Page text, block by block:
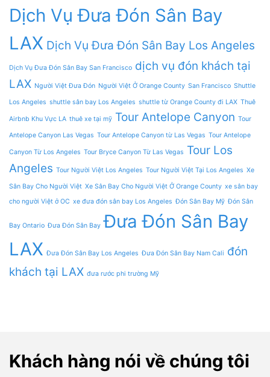
Dịch Vụ Đưa Đón Sân Bay
LAX Dịch Vụ Đưa Đón Sân Bay Los Angeles
Dịch Vụ Đưa Đón Sân Bay San Francisco dịch vụ đón khách tại
LAX Người Việt Đưa Đón Người Việt Ở Orange County San Francisco Shuttle
Los Angeles shuttle sân bay Los Angeles shuttle từ Orange County đi LAX Thuê
Airbnb Khu Vực LA thuê xe tại mỹ Tour Antelope Canyon Tour
Antelope Canyon Las Vegas Tour Antelope Canyon từ Las Vegas Tour Antelope
Canyon Từ Los Angeles Tour Bryce Canyon Từ Las Vegas Tour Los
Angeles Tour Người Việt Los Angeles Tour Người Việt Tại Los Angeles Xe
Sân Bay Cho Người Việt Xe Sân Bay Cho Người Việt Ở Orange County xe sân bay
cho người Việt ở OC xe đưa đón sân bay Los Angeles Đón Sân Bay Mỹ Đón Sân
Bay Ontario Đưa Đón Sân Bay Đưa Đón Sân Bay
LAX Đưa Đón Sân Bay Los Angeles Đưa Đón Sân Bay Nam Cali đón
khách tại LAX đưa rước phi trường Mỹ
Khách hàng nói về chúng tôi